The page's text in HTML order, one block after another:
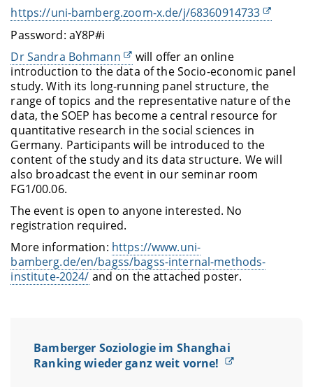
Bamberger Soziologie im Shanghai
Ranking wieder ganz weit vorne!
https://uni-bamberg.zoom-x.de/j/68360914733
Password: aY8P#i
Dr Sandra Bohmann
will offer an online
introduction to the data of the Socio-economic panel
study. With its long-running panel structure, the
range of topics and the representative nature of the
data, the SOEP has become a central resource for
quantitative research in the social sciences in
Germany. Participants will be introduced to the
content of the study and its data structure. We will
also broadcast the event in our seminar room
FG1/00.06.
The event is open to anyone interested. No
registration required.
More information: https://www.uni-
bamberg.de/en/bagss/bagss-internal-methods-
institute-2024/ and on the attached poster.